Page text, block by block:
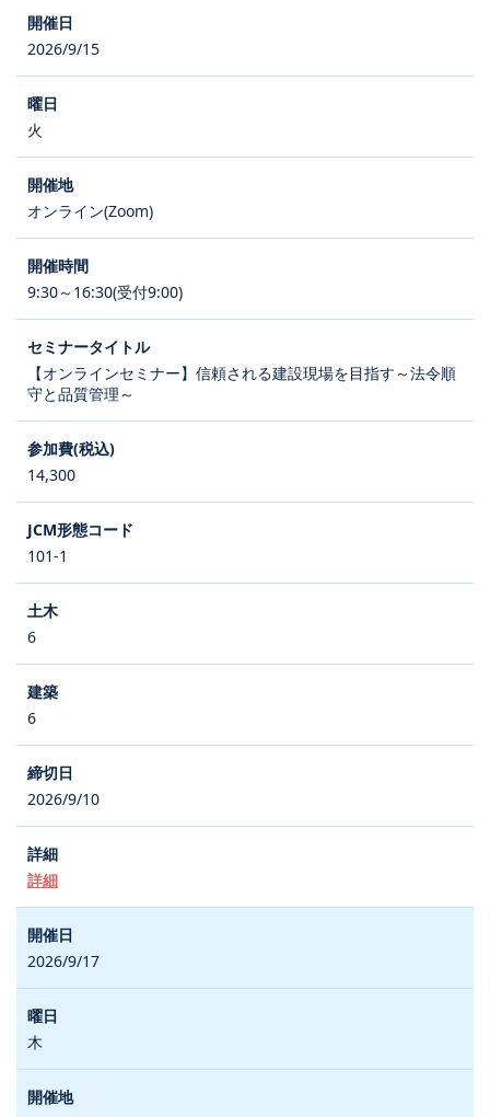
2026/9/15
火
オンライン(Zoom)
9:30～16:30(受付9:00)
【オンラインセミナー】信頼される建設現場を目指す～法令順
守と品質管理～
14,300
101-1
6
6
2026/9/10
詳細
2026/9/17
木